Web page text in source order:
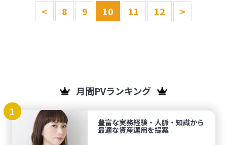
< 8 9 10 11 12 >
月間PVランキング
1
豊富な実務経験・人脈・知識から
最適な資産運用を提案